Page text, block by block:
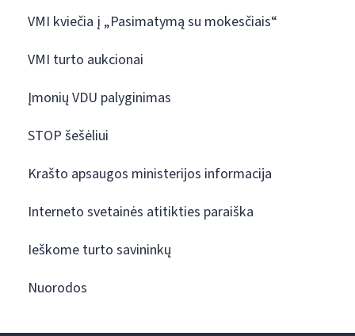
VMI kviečia į „Pasimatymą su mokesčiais“
VMI turto aukcionai
Įmonių VDU palyginimas
STOP šešėliui
Krašto apsaugos ministerijos informacija
Interneto svetainės atitikties paraiška
Ieškome turto savininkų
Nuorodos